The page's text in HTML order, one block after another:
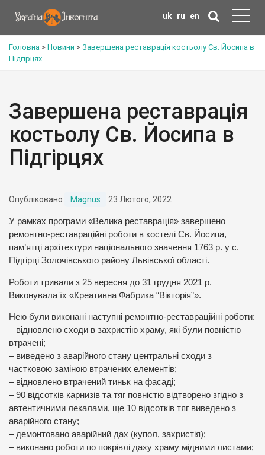
uk ru en
Головна > Новини > Завершена реставрація костьолу Св. Йосипа в
Підгірцях
Завершена реставрація
костьолу Св. Йосипа в
Підгірцях
Опубліковано Magnus 23 Лютого, 2022
У рамках програми «Велика реставрація» завершено
ремонтно-реставраційні роботи в костелі Св. Йосипа,
пам’ятці архітектури національного значення 1763 р. у с.
Підгірці Золочівського району Львівської області.
Роботи тривали з 25 вересня до 31 грудня 2021 р.
Виконувала їх «Креативна Фабрика “Вікторія”».
Нею були виконані наступні ремонтно-реставраційні роботи:
– відновлено сходи в захристію храму, які були повністю
втрачені;
– виведено з аварійного стану центральні сходи з
частковою заміною втрачених елементів;
– відновлено втрачений тиньк на фасаді;
– 90 відсотків карнизів та тяг повністю відтворено згідно з
автентичними лекалами, ще 10 відсотків тяг виведено з
аварійного стану;
– демонтовано аварійний дах (купол, захристія);
– виконано роботи по покрівлі даху храму мідними листами;